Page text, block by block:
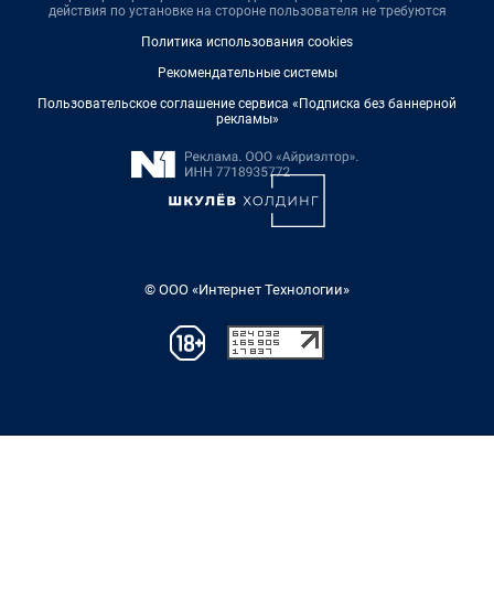
действия по установке на стороне пользователя не требуются
Политика использования cookies
Рекомендательные системы
Пользовательское соглашение сервиса «Подписка без баннерной
рекламы»
© ООО «Интернет Технологии»